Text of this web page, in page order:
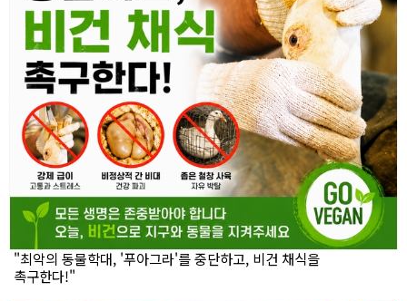
"최악의 동물학대, '푸아그라'를 중단하고, 비건 채식을
촉구한다!"